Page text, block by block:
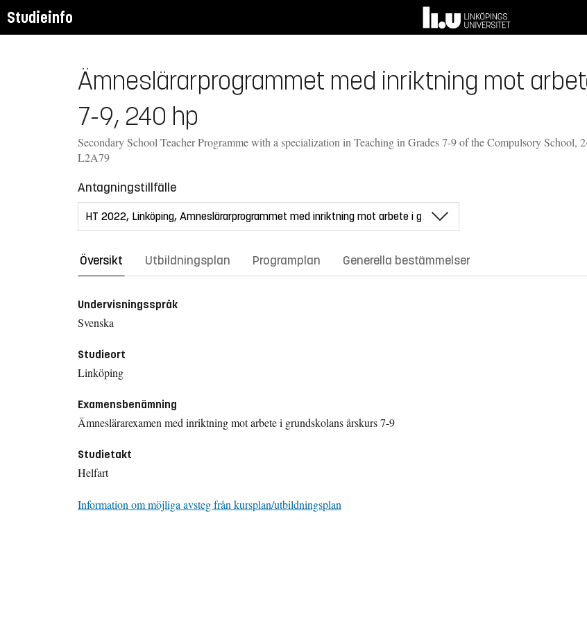
Studieinfo
Ämneslärarprogrammet med inriktning mot
7-9, 240 hp
Secondary School Teacher Programme with a specialization in Teaching in Grades 7-9 of the Compulsory School,
L2A79
Antagningstillfälle
Översikt Utbildningsplan Programplan Generella bestämmelser
Undervisningsspråk
Svenska
Studieort
Linköping
Examensbenämning
Ämneslärarexamen med inriktning mot arbete i grundskolans årskurs 7-9
Studietakt
Helfart
Information om möjliga avsteg från kursplan/utbildningsplan